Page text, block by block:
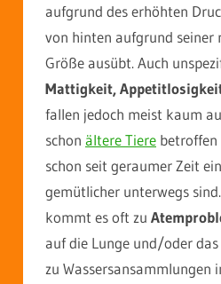
aufgrund des erhöhten
von hinten aufgrund seiner
Größe ausübt. Auch
Mattigkeit,
fallen jedoch meist kaum
schon ältere Tiere betroffen
schon seit geraumer Zeit
gemütlicher unterwegs
kommt es oft zu
auf die Lunge und/oder
zu Wassersansammlungen